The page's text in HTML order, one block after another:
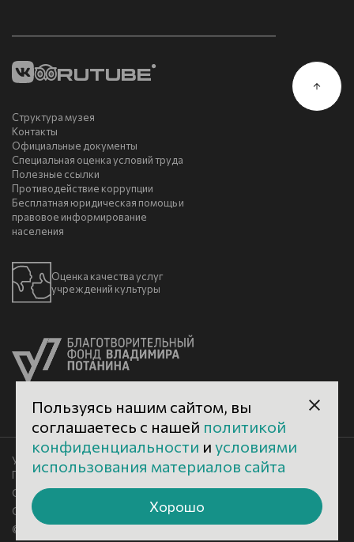
Пользуясь нашим сайтом, вы
соглашаетесь с нашей политикой
конфиденциальности и условиями
использования материалов сайта
Хорошо
Структура музея
Контакты
Официальные документы
Специальная оценка условий труда
Полезные ссылки
Противодействие коррупции
Бесплатная юридическая помощь и
правовое информирование
населения
Оценка качества услуг
учреждений культуры
Условия использования материалов сайта
Политика конфиденциальности
Сделано в 500na700
Старая версия сайта
© 2026 Великоустюгский музей-заповедник.